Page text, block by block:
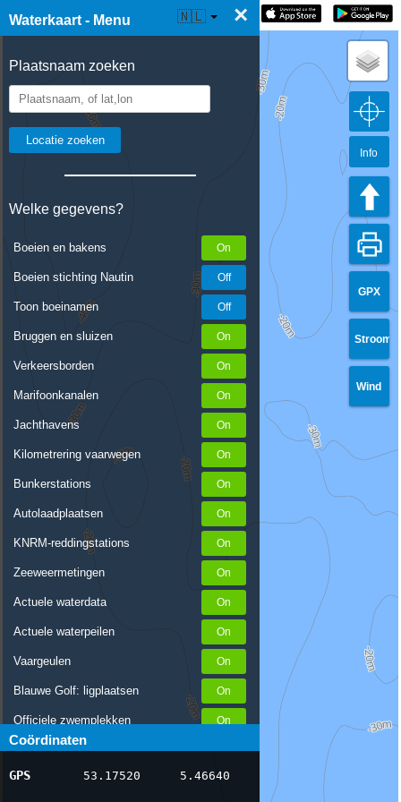
Waterkaart - Menu ×
Plaatsnaam zoeken
Welke gegevens?
Boeien en bakens
Boeien stichting Nautin
Toon boeinamen
Bruggen en sluizen
Verkeersborden
Marifoonkanalen
Jachthavens
Kilometrering vaarwegen
Bunkerstations
Autolaadplaatsen
KNRM-reddingstations
Zeeweermetingen
Actuele waterdata
Actuele waterpeilen
Vaargeulen
Blauwe Golf: ligplaatsen
Officiele zwemplekken
Stremmingen/hinder
AIS scheepsposities
Coördinaten
GPS 53.17520 5.46640
☰ Waterkaart Live 🇳🇱
GPX
Stroom
Wind
Info